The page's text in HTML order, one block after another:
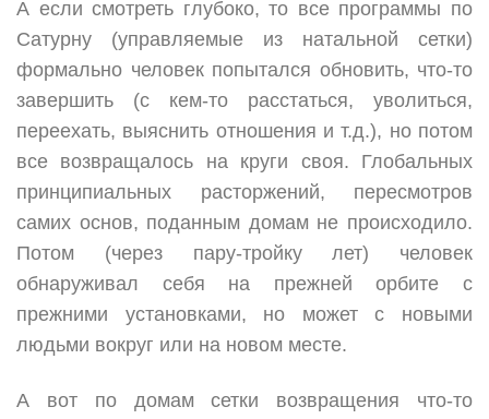
А если смотреть глубоко, то все программы по
Сатурну (управляемые из натальной сетки)
формально человек попытался обновить, что-то
завершить (с кем-то расстаться, уволиться,
переехать, выяснить отношения и т.д.), но потом
все возвращалось на круги своя. Глобальных
принципиальных расторжений, пересмотров
самих основ, поданным домам не происходило.
Потом (через пару-тройку лет) человек
обнаруживал себя на прежней орбите с
прежними установками, но может с новыми
людьми вокруг или на новом месте.
А вот по домам сетки возвращения что-то